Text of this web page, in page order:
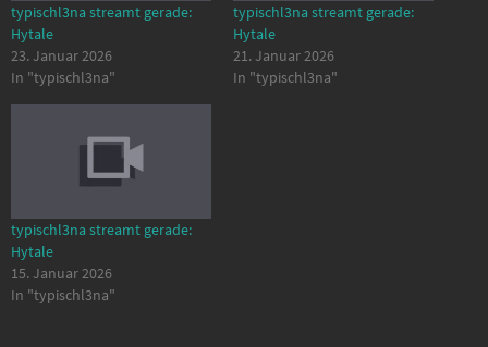
typischl3na streamt gerade:
Hytale
23. Januar 2026
In "typischl3na"
typischl3na streamt gerade:
Hytale
21. Januar 2026
In "typischl3na"
typischl3na streamt gerade:
Hytale
15. Januar 2026
In "typischl3na"